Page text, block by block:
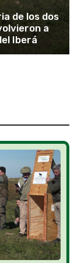
de los dos
a
Iberá